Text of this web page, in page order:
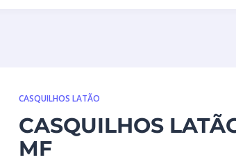
CASQUILHOS LATÃO
CASQUILHOS
MF